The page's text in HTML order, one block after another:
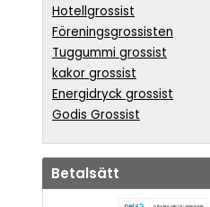
Hotellgrossist
Föreningsgrossisten
Tuggummi grossist
kakor grossist
Energidryck grossist
Godis Grossist
Betalsätt